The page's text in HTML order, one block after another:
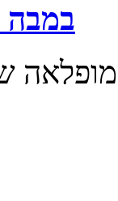
במבה